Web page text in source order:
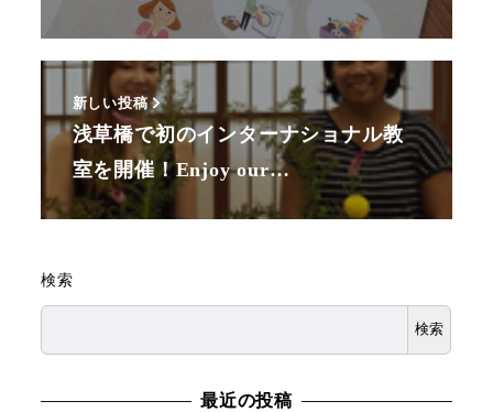
新しい投稿
浅草橋で初のインターナショナル教
室を開催！Enjoy our…
検索
検索
最近の投稿